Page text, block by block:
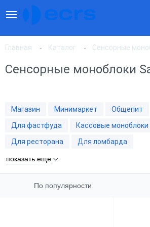
Главная Каталог Сенсорные
Сенсорные моноблоки
Магазин Минимаркет Общепит
Для фастфуда
Кассовые моноблоки
Для ресторана
Для ломбарда
показать еще
По популярности
По цене, по возрастанию